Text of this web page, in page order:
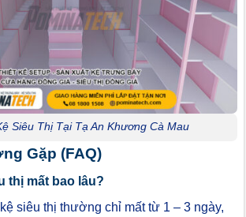
Siêu Thị Tại Tạ An Khương Cà Mau
Gặp (FAQ)
thị mất bao lâu?
siêu thị thường chỉ mất từ 1 – 3 ngày,